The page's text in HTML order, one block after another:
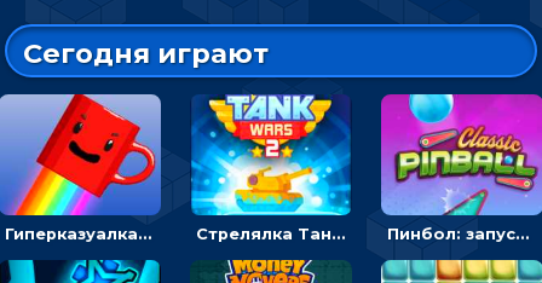
Сегодня играют
Гиперказуалка Летающая чашка кофе: двигаться и собирать кубики сахара Стрелялка Танковые войны: бить по танку врага, чтобы уничтожить зло Пинбол: запускать шарик, чтобы выбивать очки